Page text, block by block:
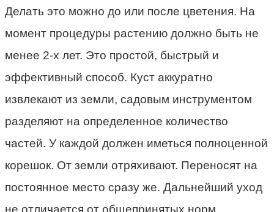
Делать это можно до или после цветения. На
момент процедуры растению должно быть не
менее 2-х лет. Это простой, быстрый и
эффективный способ. Куст аккуратно
извлекают из земли, садовым инструментом
разделяют на определенное количество
частей. У каждой должен иметься полноценной
корешок. От земли отряхивают. Переносят на
постоянное место сразу же. Дальнейший уход
не отличается от общепринятых норм.